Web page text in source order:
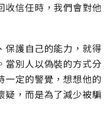
收信任時，我們會對他
保護自己的能力，就得
當別人以偽裝的方式分
一定的警覺，想想他的
疑，而是為了減少被騙